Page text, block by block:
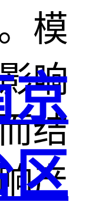
模
响
结
产
京
区